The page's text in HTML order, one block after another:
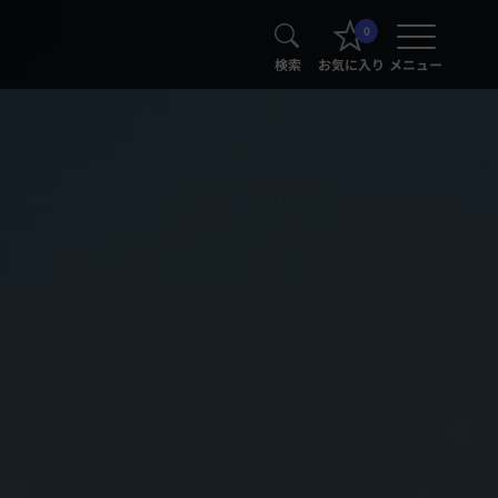
検索
0
お気に入り メニュー